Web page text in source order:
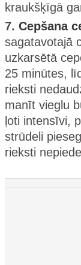
kraukšķīgā
7. Cepšana
sagatavotajā
uzkarsētā
25 minūtes,
rieksti
manīt vieglu
ļoti intensīvi,
strūdeli
rieksti